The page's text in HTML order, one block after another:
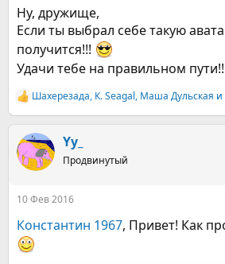
Ну, дружище,
Если ты выбрал себе такую
получится!!!
Удачи тебе на правильном
Р
е
к
ц
и
Шахерезада, К. Seagal, Маша Дульская и
Yy_
Продвинутый
10 Фев 2016
Константин 1967, Привет! Как